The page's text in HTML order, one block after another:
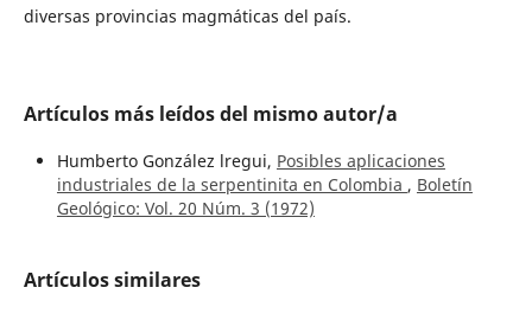
diversas provincias magmáticas del país.
Artículos más leídos del mismo autor/a
Humberto González lregui, Posibles aplicaciones
industriales de la serpentinita en Colombia , Boletín
Geológico: Vol. 20 Núm. 3 (1972)
Artículos similares